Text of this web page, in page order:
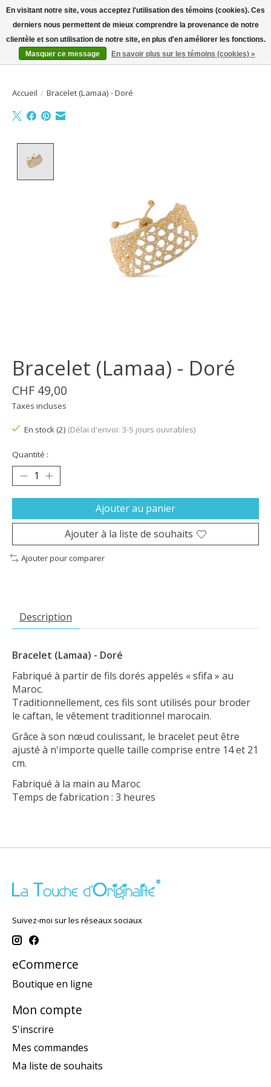
Bienvenue sur la boutique en ligne
Liste dePanier
Accueil / Bracelet (Lamaa) - Doré
Bracelet (Lamaa) - Doré
CHF 49,00
Taxes incluses
En stock (2) (Délai d'envoi: 3-5 jours ouvrables)
Quantité :
Ajouter au panier
Ajouter à la liste de souhaits
Ajouter pour comparer
Description
Bracelet (Lamaa) - Doré
Fabriqué à partir de fils dorés appelés « sfifa » au
Maroc.
Traditionnellement, ces fils sont utilisés pour broder
le caftan, le vêtement traditionnel marocain.
Grâce à son nœud coulissant, le bracelet peut être
ajusté à n'importe quelle taille comprise entre 14 et 21
cm.
Fabriqué à la main au Maroc
Temps de fabrication : 3 heures
Suivez-moi sur les réseaux sociaux
eCommerce
Boutique en ligne
Mon compte
S'inscrire
Mes commandes
Ma liste de souhaits
En visitant notre site, vous acceptez l'utilisation des témoins (cookies). Ces
derniers nous permettent de mieux comprendre la provenance de notre
clientèle et son utilisation de notre site, en plus d'en améliorer les fonctions.
Masquer ce message
En savoir plus sur les témoins (cookies) »